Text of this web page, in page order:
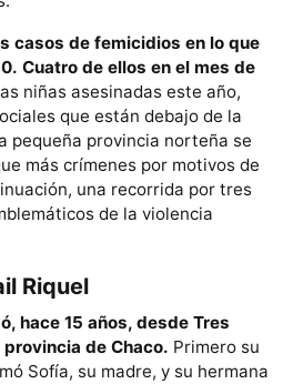
casos de femicidios en lo que
Cuatro de ellos en el mes de
niñas asesinadas este año,
que están debajo de la
pequeña provincia norteña se
más crímenes por motivos de
una recorrida por tres
de la violencia
Riquel
hace 15 años, desde Tres
de Chaco. Primero su
Sofía, su madre, y su hermana